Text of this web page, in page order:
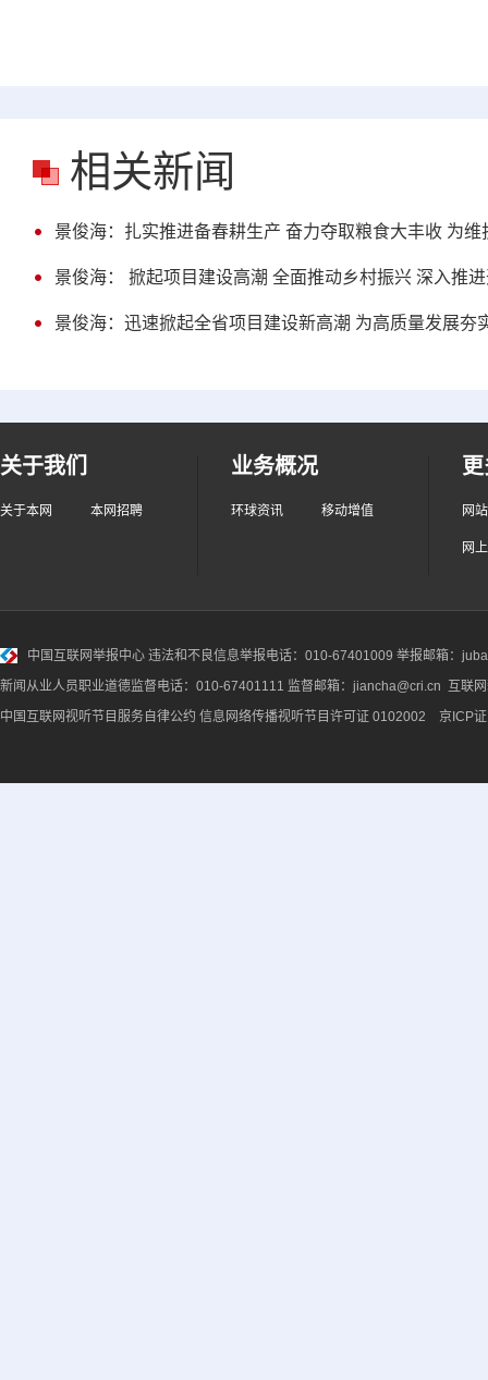
相关新闻
景俊海：扎实推进备春耕生产 奋力夺取粮食大丰收 为
景俊海： 掀起项目建设高潮 全面推动乡村振兴 深入推
景俊海：迅速掀起全省项目建设新高潮 为高质量发展夯
关于我们
关于本网 本网招聘
业务概况
环球资讯 移动增值 网
网
中国互联网举报中心 违法和不良信息举报电话：010-67401009 举报邮箱：
新闻从业人员职业道德监督电话：010-67401111 监督邮箱：jiancha@cri.cn 互联
中国互联网视听节目服务自律公约 信息网络传播视听节目许可证 0102002 京ICP